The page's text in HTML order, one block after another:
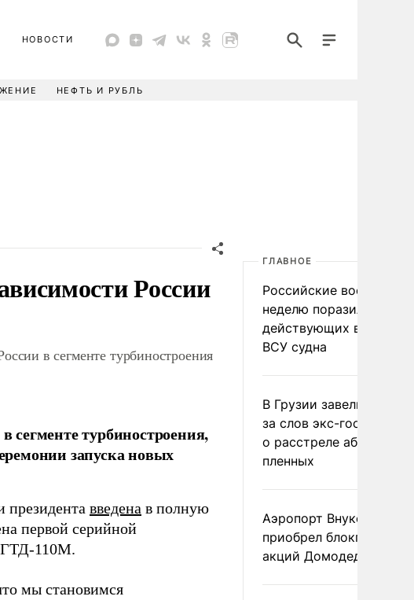
НОВОСТИ
НЕФТЬ И РУБЛЬ
России
в сегменте турбиностроения
сегменте турбиностроения,
запуска новых
президента введена в полную
первой серийной
ГТД-110М.
мы становимся
ГЛАВНОЕ
Российские военные за
неделю поразили 34
действующих в
ВСУ судна
В Грузии завели дело
за слов экс-
о расстреле абхазских
пленных
Аэропорт Внуково
приобрел блокпакет
акций Домодедово